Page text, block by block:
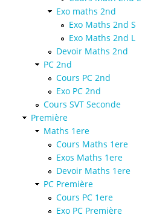
Exo maths 2nd
Exo Maths 2nd S
Exo Maths 2nd L
Devoir Maths 2nd
PC 2nd
Cours PC 2nd
Exo PC 2nd
Cours SVT Seconde
Première
Maths 1ere
Cours Maths 1ere
Exos Maths 1ere
Devoir Maths 1ere
PC Première
Cours PC 1ere
Exo PC Première